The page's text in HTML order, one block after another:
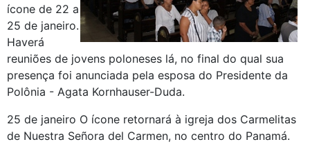
ícone de 22 a
25 de janeiro.
Haverá
reuniões de jovens poloneses lá, no final do qual sua
presença foi anunciada pela esposa do Presidente da
Polônia - Agata Kornhauser-Duda.
25 de janeiro O ícone retornará à igreja dos Carmelitas
de Nuestra Señora del Carmen, no centro do Panamá.